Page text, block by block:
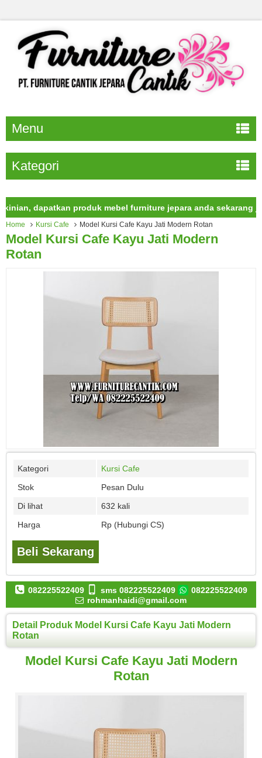
Menu
Kategori
produk mebel furniture jepara anda sekarang juga.
Home Kursi Cafe Model Kursi Cafe Kayu Jati Modern Rotan
Model Kursi Cafe Kayu Jati Modern
Rotan
Kategori
Kursi Cafe
Stok
Pesan Dulu
Di lihat
632 kali
Harga
Rp (Hubungi CS)
Beli Sekarang
082225522409 sms 082225522409
082225522409
rohmanhaidi@gmail.com
Detail Produk Model Kursi Cafe Kayu Jati Modern
Rotan
Model Kursi Cafe Kayu Jati Modern
Rotan